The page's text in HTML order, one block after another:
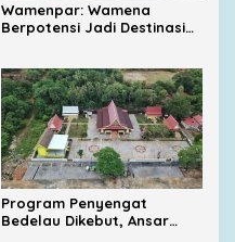
Wamenpar: Wamena
Berpotensi Jadi Destinasi
Indonesia
Program Penyengat
Bedelau Dikebut, Ansar